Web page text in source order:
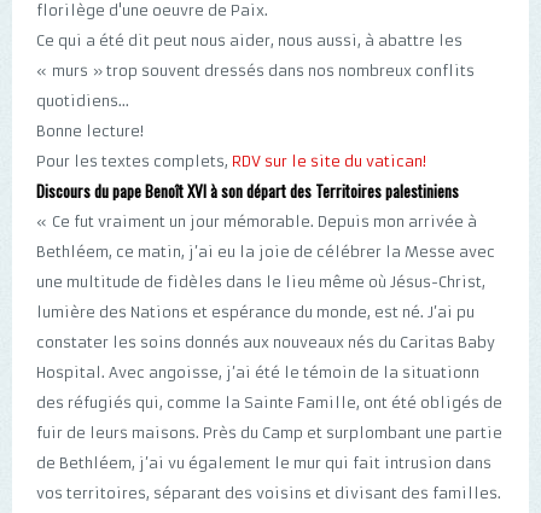
florilège d'une oeuvre de Paix.
Ce qui a été dit peut nous aider, nous aussi, à abattre les
« murs » trop souvent dressés dans nos nombreux conflits
quotidiens...
Bonne lecture!
Pour les textes complets, RDV sur le site du vatican!
Discours du pape Benoît XVI à son départ des Territoires palestiniens
« Ce fut vraiment un jour mémorable. Depuis mon arrivée à
Bethléem, ce matin, j’ai eu la joie de célébrer la Messe avec
une multitude de fidèles dans le lieu même où Jésus-Christ,
lumière des Nations et espérance du monde, est né. J’ai pu
constater les soins donnés aux nouveaux nés du Caritas Baby
Hospital. Avec angoisse, j’ai été le témoin de la situationn
des réfugiés qui, comme la Sainte Famille, ont été obligés de
fuir de leurs maisons. Près du Camp et surplombant une partie
de Bethléem, j’ai vu également le mur qui fait intrusion dans
vos territoires, séparant des voisins et divisant des familles.